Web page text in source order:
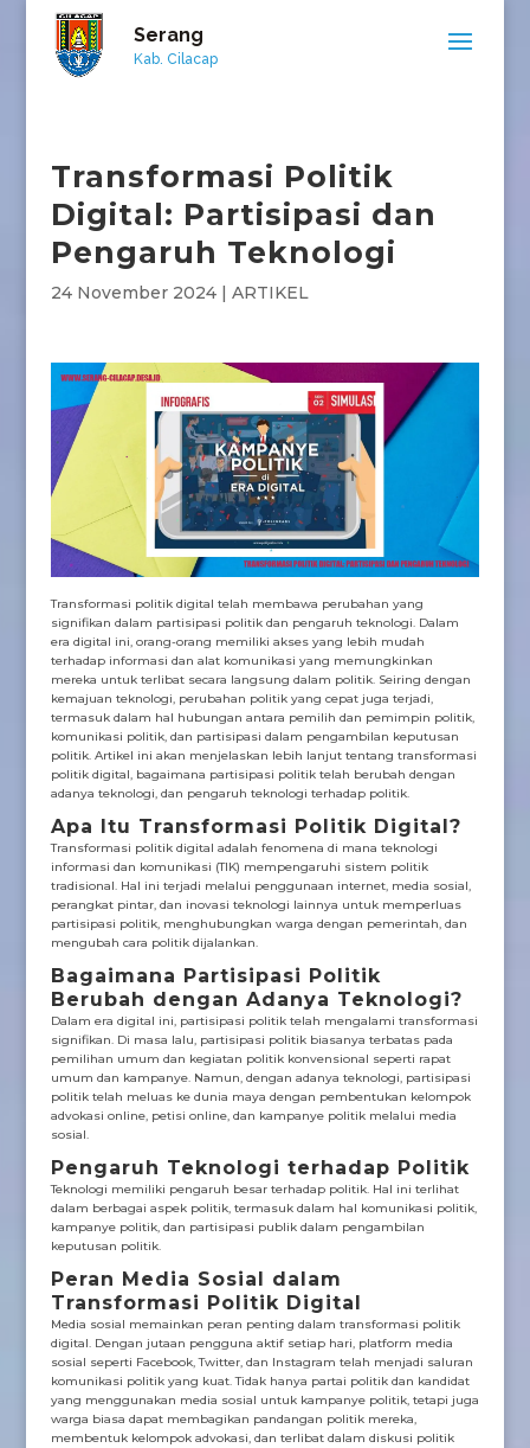
Serang
Kab. Cilacap
Transformasi Politik
Digital: Partisipasi dan
Pengaruh Teknologi
24 November 2024| ARTIKEL
Transformasi politik digital telah membawa perubahan yang
signifikan dalam partisipasi politik dan pengaruh teknologi. Dalam
era digital ini, orang-orang memiliki akses yang lebih mudah
terhadap informasi dan alat komunikasi yang memungkinkan
mereka untuk terlibat secara langsung dalam politik. Seiring dengan
kemajuan teknologi, perubahan politik yang cepat juga terjadi,
termasuk dalam hal hubungan antara pemilih dan pemimpin politik,
komunikasi politik, dan partisipasi dalam pengambilan keputusan
politik. Artikel ini akan menjelaskan lebih lanjut tentang transformasi
politik digital, bagaimana partisipasi politik telah berubah dengan
adanya teknologi, dan pengaruh teknologi terhadap politik.
Apa Itu Transformasi Politik Digital?
Transformasi politik digital adalah fenomena di mana teknologi
informasi dan komunikasi (TIK) mempengaruhi sistem politik
tradisional. Hal ini terjadi melalui penggunaan internet, media sosial,
perangkat pintar, dan inovasi teknologi lainnya untuk memperluas
partisipasi politik, menghubungkan warga dengan pemerintah, dan
mengubah cara politik dijalankan.
Bagaimana Partisipasi Politik
Berubah dengan Adanya Teknologi?
Dalam era digital ini, partisipasi politik telah mengalami transformasi
signifikan. Di masa lalu, partisipasi politik biasanya terbatas pada
pemilihan umum dan kegiatan politik konvensional seperti rapat
umum dan kampanye. Namun, dengan adanya teknologi, partisipasi
politik telah meluas ke dunia maya dengan pembentukan kelompok
advokasi online, petisi online, dan kampanye politik melalui media
sosial.
Pengaruh Teknologi terhadap Politik
Teknologi memiliki pengaruh besar terhadap politik. Hal ini terlihat
dalam berbagai aspek politik, termasuk dalam hal komunikasi politik,
kampanye politik, dan partisipasi publik dalam pengambilan
keputusan politik.
Peran Media Sosial dalam
Transformasi Politik Digital
Media sosial memainkan peran penting dalam transformasi politik
digital. Dengan jutaan pengguna aktif setiap hari, platform media
sosial seperti Facebook, Twitter, dan Instagram telah menjadi saluran
komunikasi politik yang kuat. Tidak hanya partai politik dan kandidat
yang menggunakan media sosial untuk kampanye politik, tetapi juga
warga biasa dapat membagikan pandangan politik mereka,
membentuk kelompok advokasi, dan terlibat dalam diskusi politik